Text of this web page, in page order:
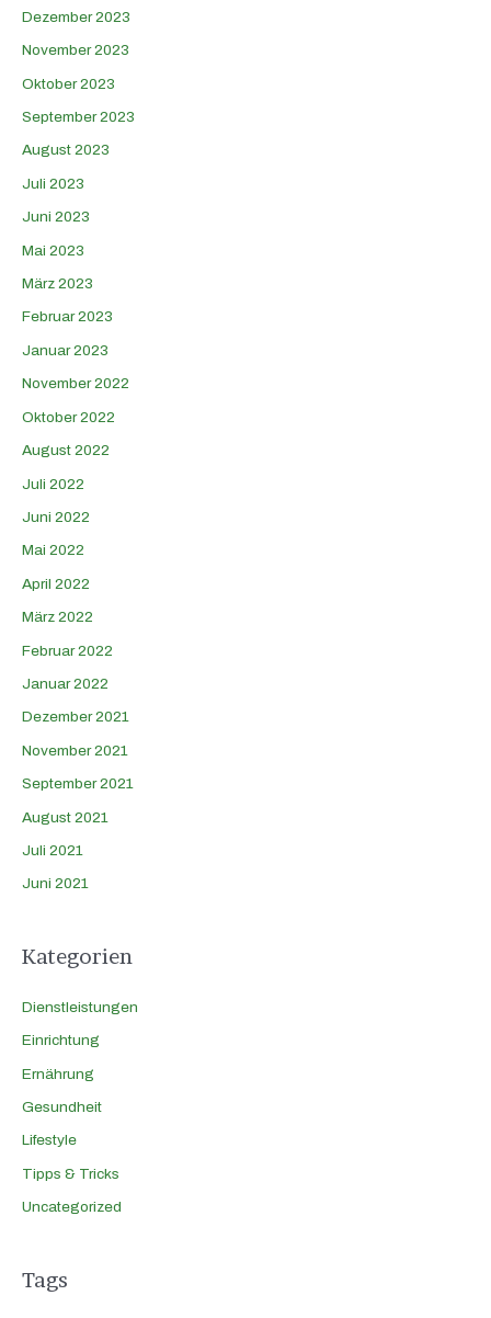
Dezember 2023
November 2023
Oktober 2023
September 2023
August 2023
Juli 2023
Juni 2023
Mai 2023
März 2023
Februar 2023
Januar 2023
November 2022
Oktober 2022
August 2022
Juli 2022
Juni 2022
Mai 2022
April 2022
März 2022
Februar 2022
Januar 2022
Dezember 2021
November 2021
September 2021
August 2021
Juli 2021
Juni 2021
Kategorien
Dienstleistungen
Einrichtung
Ernährung
Gesundheit
Lifestyle
Tipps & Tricks
Uncategorized
Tags